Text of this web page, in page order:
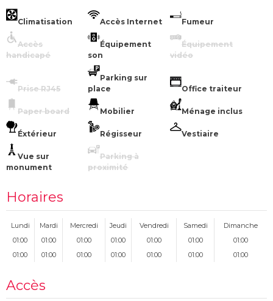
Climatisation Accès Internet Fumeur
Accès
handicapé
Équipement
son
Équipement
vidéo
Prise RJ45
Parking sur
place
Office traiteur
Paper board Mobilier Ménage inclus
Éxtérieur Régisseur Vestiaire
Vue sur
monument
Parking à
proximité
Horaires
Lundi Mardi Mercredi Jeudi Vendredi Samedi
Dimanche
01:00
01:00 01:00 01:00 01:00 01:00
01:00
01:00
01:00 01:00 01:00 01:00 01:00 01:00
Accès